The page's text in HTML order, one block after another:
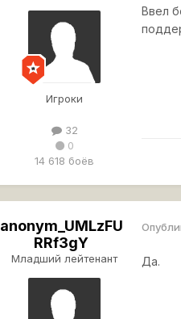
Игроки
32
0
14 618 боёв
Ввел
anonym_UMLzFU
RRf3gY
Младший лейтенант Да.